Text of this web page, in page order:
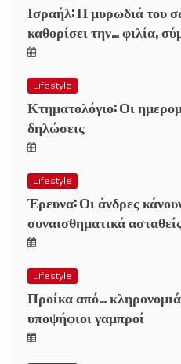
Ισραήλ: Η μυρωδιά του
καθορίσει την… φιλία,
Lifestyle
Κτηματολόγιο: Οι
δηλώσεις
Lifestyle
Έρευνα: Οι άνδρες
συναισθηματικά
Lifestyle
Προίκα από…
υποψήφιοι γαμπροί